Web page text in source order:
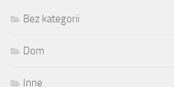
Bez kategorii
Dom
Inne